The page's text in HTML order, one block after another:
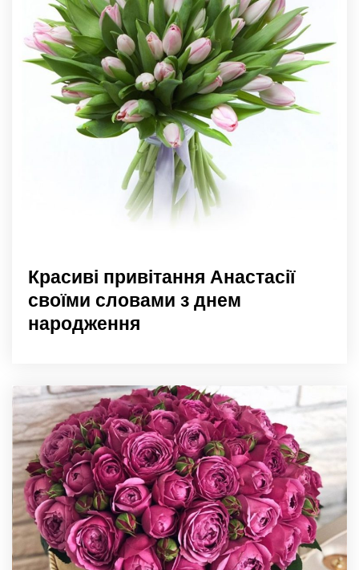
Красиві привітання Анастасії
своїми словами з днем
народження